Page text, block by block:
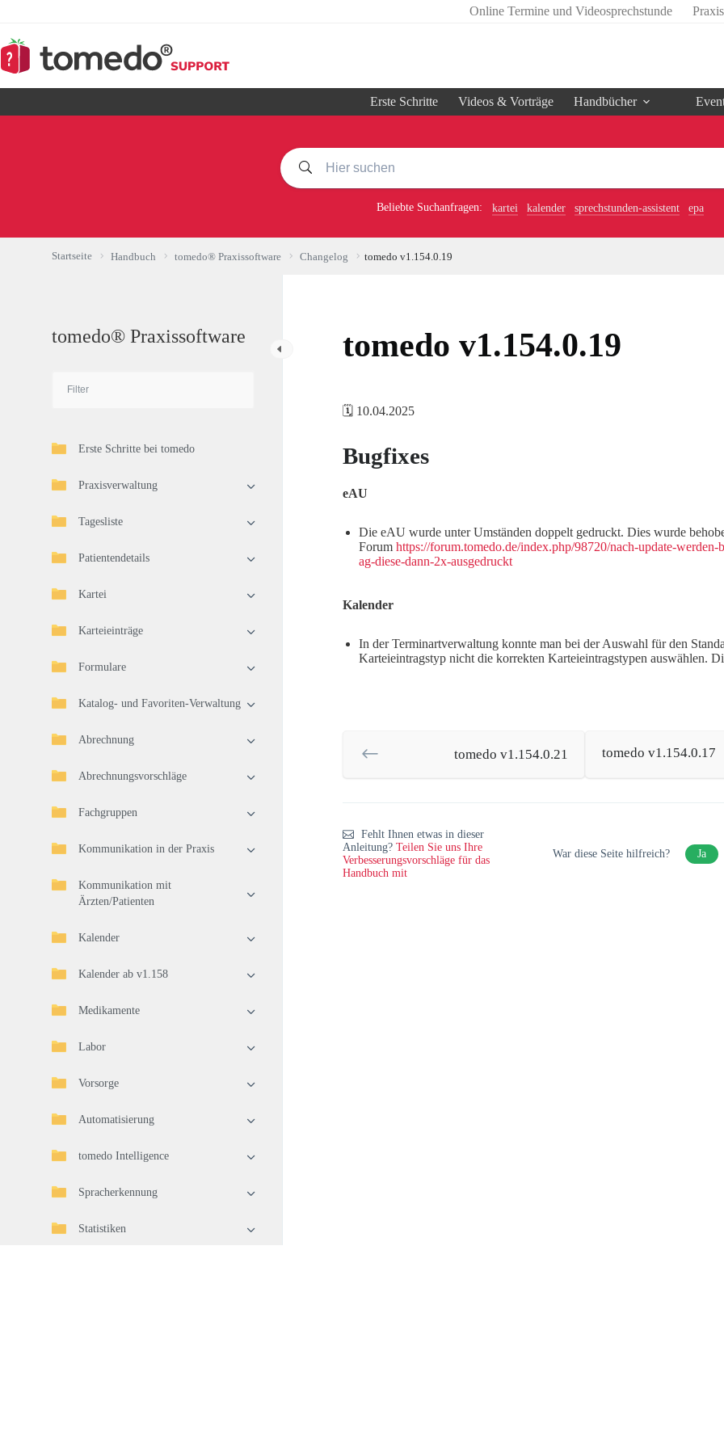
springen
Online Termine und Videosprechstunde
Erste Schritte Videos & Vorträge Handbücher
Beliebte Suchanfragen: kartei kalender sprechstunden-assistent epa
Startseite Handbuch tomedo® Praxissoftware Changelog tomedo v1.154.0.19
tomedo® Praxissoftware
Erste Schritte bei tomedo
Praxisverwaltung
Tagesliste
Patientendetails
Kartei
Karteieinträge
Formulare
Katalog- und Favoriten-Verwaltung
Abrechnung
Abrechnungsvorschläge
Fachgruppen
Kommunikation in der Praxis
Kommunikation mit
Ärzten/Patienten
Kalender
Kalender ab v1.158
Medikamente
Labor
Vorsorge
Automatisierung
tomedo Intelligence
Spracherkennung
Statistiken
tomedo v1.154.0.19
🗓️ 10.04.2025
Bugfixes
eAU
Die eAU wurde unter Umständen doppelt gedruckt. Dies wurde
Forum https://forum.tomedo.de/index.php/98720/nach-update-
ag-diese-dann-2x-ausgedruckt
Kalender
In der Terminartverwaltung konnte man bei der Auswahl für den
Karteieintragstyp nicht die korrekten Karteieintragstypen auswählen.
tomedo v1.154.0.21 tomedo v1.154.0.17
Fehlt Ihnen etwas in dieser
Anleitung? Teilen Sie uns Ihre
Verbesserungsvorschläge für das
Handbuch mit
War diese Seite hilfreich? Ja